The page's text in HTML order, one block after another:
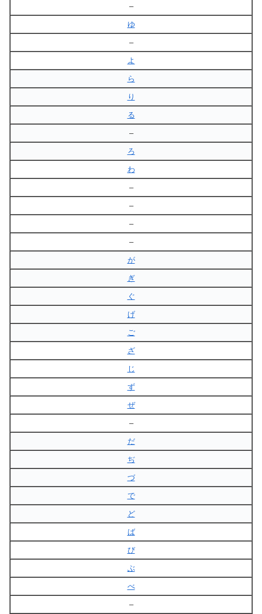
–
ゆ
–
よ
ら
り
る
–
ろ
わ
–
–
–
–
が
ぎ
ぐ
げ
ご
ざ
じ
ず
ぜ
–
だ
ぢ
づ
で
ど
ば
び
ぶ
べ
–